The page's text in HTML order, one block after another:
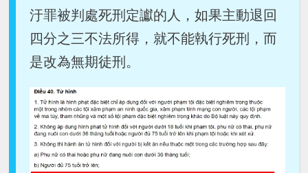
汙罪被判處死刑定讞的人，如果主動退回
四分之三不法所得，就不能執行死刑，而
是改為無期徒刑。